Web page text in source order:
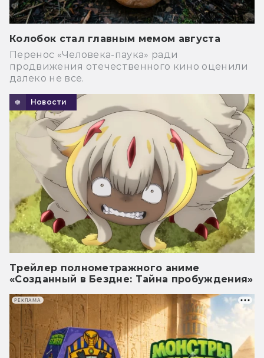
Колобок стал главным мемом августа
Перенос «Человека-паука» ради
продвижения отечественного кино оценили
далеко не все.
Новости
Трейлер полнометражного аниме
«Созданный в Бездне: Тайна пробуждения»
РЕКЛАМА